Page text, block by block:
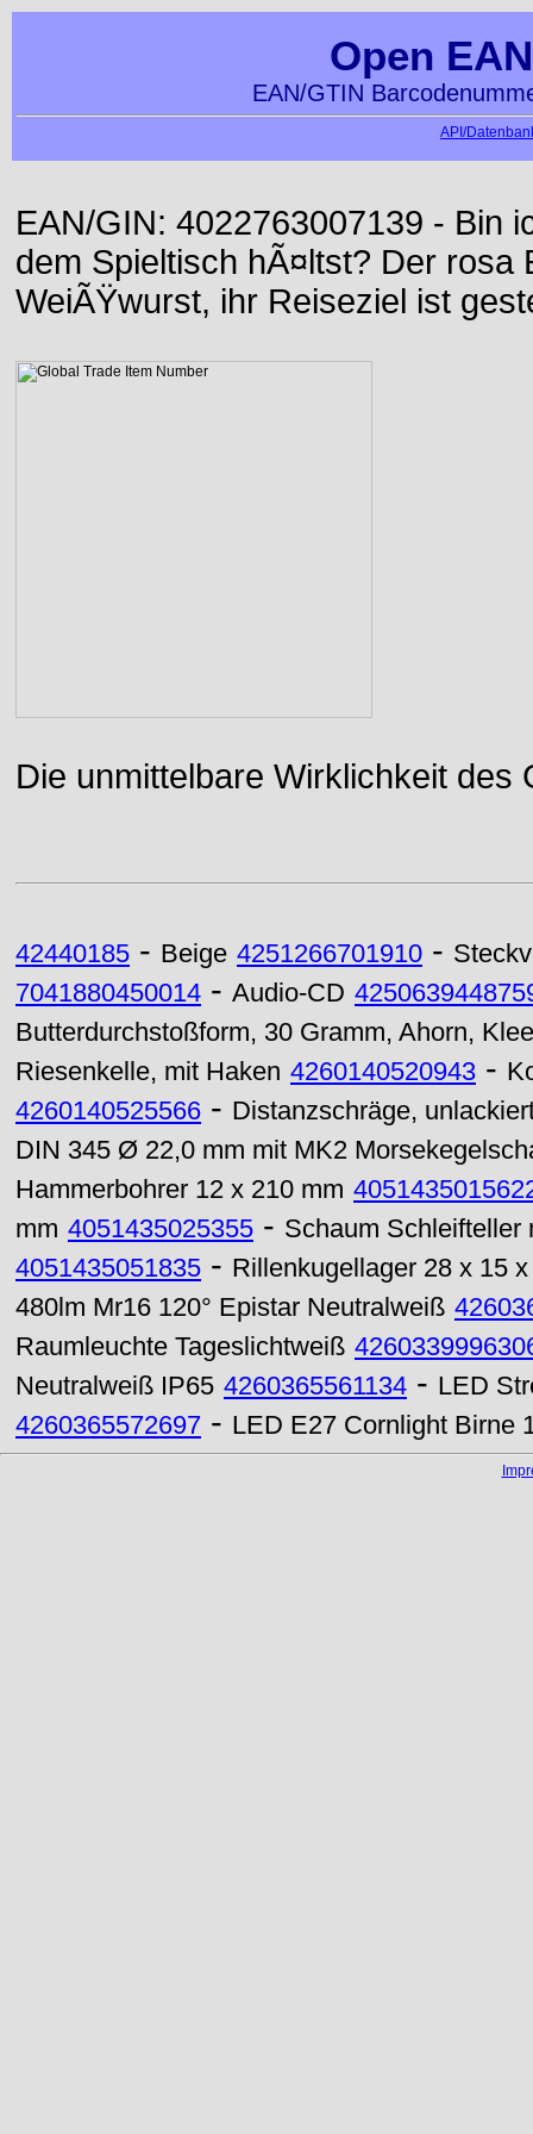
Open
EAN/GTIN
API/
EAN/GIN: 4022763007139 - Bin
dem Spieltisch hÃ¤ltst? Der rosa
WeiÃŸwurst, ihr Reiseziel ist
Die unmittelbare Wirklichkeit des
42440185 - Beige 4251266701910 -
7041880450014 - Audio-CD
Butterdurchstoßform, 30 Gramm, Ahorn, Klee
Riesenkelle, mit Haken 4260140520943 -
4260140525566 - Distanzschräge,
DIN 345 Ø 22,0 mm mit MK2
Hammerbohrer 12 x 210 mm
mm 4051435025355 - Schaum
4051435051835 - Rillenkugellager 28 x 15
480lm Mr16 120° Epistar Neutralweiß
Raumleuchte Tageslichtweiß
Neutralweiß IP65 4260365561134 - LED
4260365572697 - LED E27 Cornlight Birne